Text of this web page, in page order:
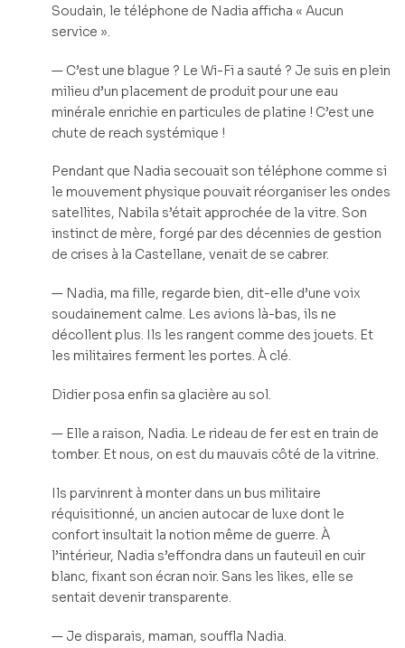
Soudain, le téléphone de Nadia afficha « Aucun
service ».
— C’est une blague ? Le Wi-Fi a sauté ? Je suis en plein
milieu d’un placement de produit pour une eau
minérale enrichie en particules de platine ! C’est une
chute de reach systémique !
Pendant que Nadia secouait son téléphone comme si
le mouvement physique pouvait réorganiser les ondes
satellites, Nabila s’était approchée de la vitre. Son
instinct de mère, forgé par des décennies de gestion
de crises à la Castellane, venait de se cabrer.
— Nadia, ma fille, regarde bien, dit-elle d’une voix
soudainement calme. Les avions là-bas, ils ne
décollent plus. Ils les rangent comme des jouets. Et
les militaires ferment les portes. À clé.
Didier posa enfin sa glacière au sol.
— Elle a raison, Nadia. Le rideau de fer est en train de
tomber. Et nous, on est du mauvais côté de la vitrine.
Ils parvinrent à monter dans un bus militaire
réquisitionné, un ancien autocar de luxe dont le
confort insultait la notion même de guerre. À
l’intérieur, Nadia s’effondra dans un fauteuil en cuir
blanc, fixant son écran noir. Sans les likes, elle se
sentait devenir transparente.
— Je disparais, maman, souffla Nadia.